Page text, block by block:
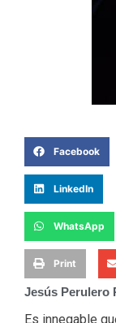
Facebook
LinkedIn
WhatsApp
Print
Jesús Perulero
Es innegable